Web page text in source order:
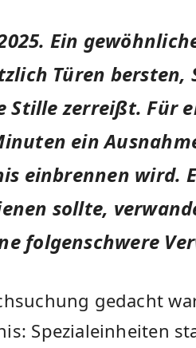
Ein
Türen bersten,
Stille zerreißt. Für
ein
einbrennen wird.
sollte,
folgenschwere
gedacht
Spezialeinheiten